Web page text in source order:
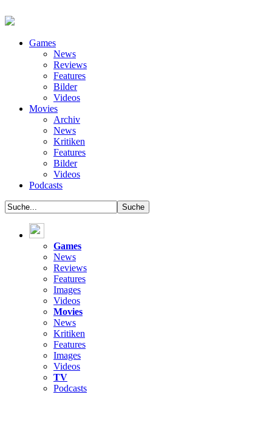
Games
News
Reviews
Features
Bilder
Videos
Movies
Archiv
News
Kritiken
Features
Bilder
Videos
Podcasts
Games
News
Reviews
Features
Images
Videos
Movies
News
Kritiken
Features
Images
Videos
TV
Podcasts